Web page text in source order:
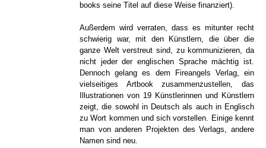
books seine Titel auf diese Weise finanziert).
Außerdem wird verraten, dass es mitunter recht
schwierig war, mit den Künstlern, die über die
ganze Welt verstreut sind, zu kommunizieren, da
nicht jeder der englischen Sprache mächtig ist.
Dennoch gelang es dem Fireangels Verlag, ein
vielseitiges Artbook zusammenzustellen, das
Illustrationen von 19 Künstlerinnen und Künstlern
zeigt, die sowohl in Deutsch als auch in Englisch
zu Wort kommen und sich vorstellen. Einige kennt
man von anderen Projekten des Verlags, andere
Namen sind neu.